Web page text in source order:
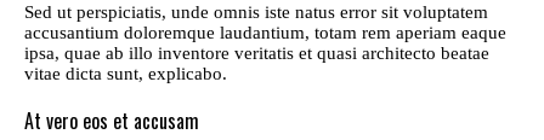
Sed ut perspiciatis, unde omnis iste natus error sit voluptatem
accusantium doloremque laudantium, totam rem aperiam eaque
ipsa, quae ab illo inventore veritatis et quasi architecto beatae
vitae dicta sunt, explicabo.
At vero eos et accusam